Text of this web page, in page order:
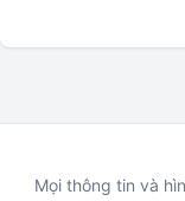
Mọi thông tin và